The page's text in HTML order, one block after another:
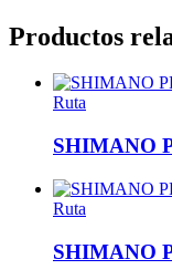
Productos
Ruta
SHIMANO
Ruta
SHIMANO